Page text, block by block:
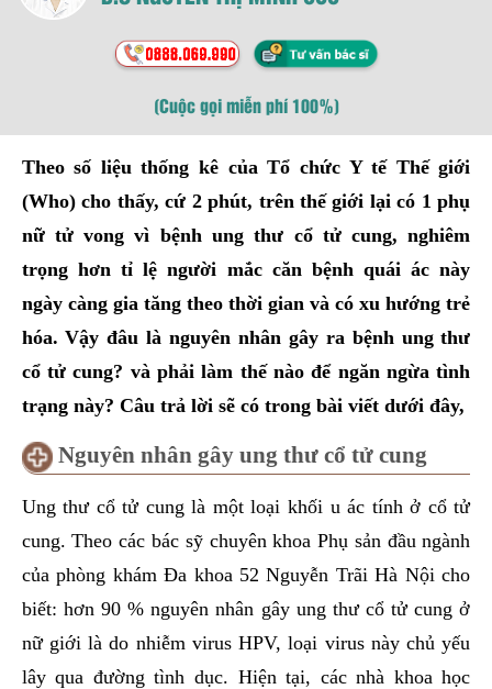
(Cuộc gọi miễn phí 100%)
Theo số liệu thống kê của Tổ chức Y tế Thế giới
(Who) cho thấy, cứ 2 phút, trên thế giới lại có 1 phụ
nữ tử vong vì bệnh ung thư cổ tử cung, nghiêm
trọng hơn tỉ lệ người mắc căn bệnh quái ác này
ngày càng gia tăng theo thời gian và có xu hướng trẻ
hóa. Vậy đâu là nguyên nhân gây ra bệnh ung thư
cổ tử cung? và phải làm thế nào để ngăn ngừa tình
trạng này? Câu trả lời sẽ có trong bài viết dưới đây,
Nguyên nhân gây ung thư cổ tử cung
Ung thư cổ tử cung là một loại khối u ác tính ở cổ tử
cung. Theo các bác sỹ chuyên khoa Phụ sản đầu ngành
của phòng khám Đa khoa 52 Nguyễn Trãi Hà Nội cho
biết: hơn 90 % nguyên nhân gây ung thư cổ tử cung ở
nữ giới là do nhiễm virus HPV, loại virus này chủ yếu
lây qua đường tình dục. Hiện tại, các nhà khoa học